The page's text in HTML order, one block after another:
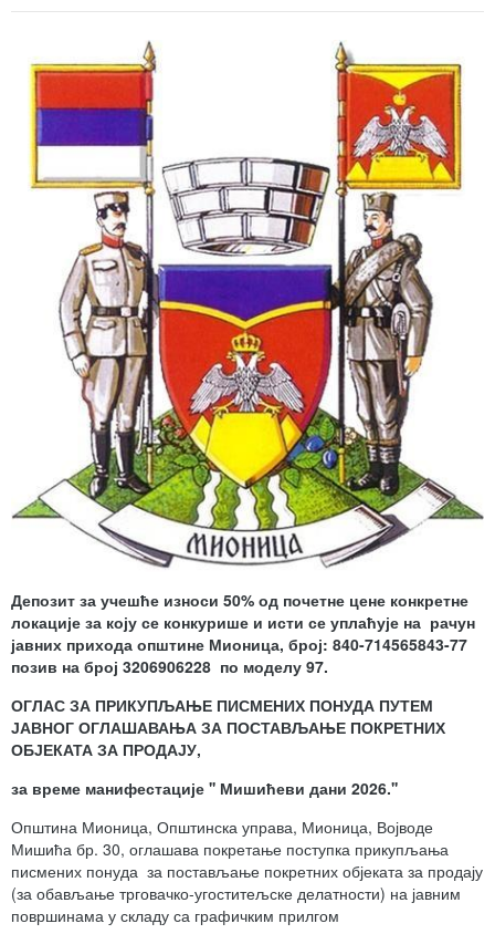
Депозит за учешће износи 50% од почетне цене конкретне
локације за коју се конкурише и исти се уплаћује на рачун
јавних прихода општине Мионица, број: 840-714565843-77
позив на број 3206906228 по моделу 97.
ОГЛАС ЗА ПРИКУПЉАЊЕ ПИСМЕНИХ ПОНУДА ПУТЕМ
ЈАВНОГ ОГЛАШАВАЊА ЗА ПОСТАВЉАЊЕ ПОКРЕТНИХ
ОБЈЕКАТА ЗА ПРОДАЈУ,
за време манифестације '' Мишићеви дани 2026.''
Општина Мионица, Општинска управа, Мионица, Војводе
Мишића бр. 30, оглашава покретање поступка прикупљања
писмених понуда за постављање покретних објеката за продају
(за обављање трговачко-угоститељске делатности) на јавним
површинама у складу са графичким прилгом